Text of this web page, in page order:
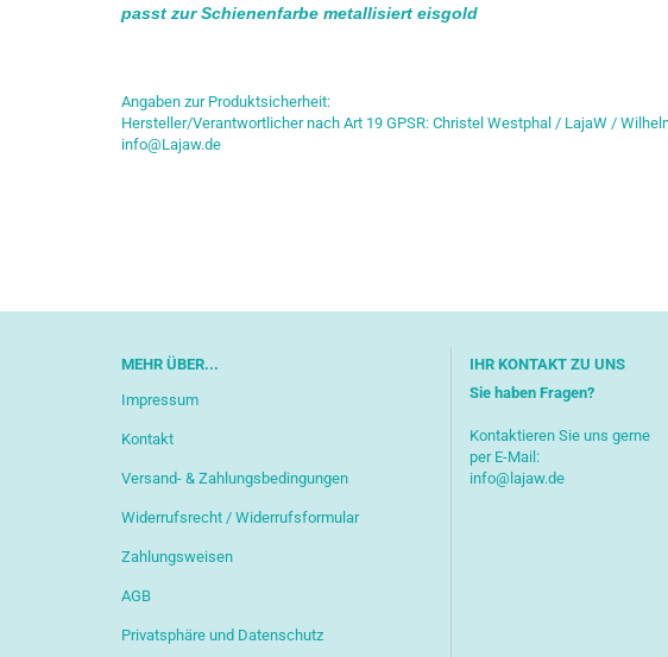
passt zur Schienenfarbe metallisiert eisgold
Angaben zur Produktsicherheit:
Hersteller/Verantwortlicher nach Art 19 GPSR: Christel Westphal / LajaW /
info@Lajaw.de
MEHR ÜBER...
Impressum
Kontakt
Versand- & Zahlungsbedingungen
Widerrufsrecht / Widerrufsformular
Zahlungsweisen
AGB
Privatsphäre und Datenschutz
IHR KONTAKT ZU UNS
Sie haben Fragen?
Kontaktieren Sie uns gerne
per E-Mail:
info@lajaw.de